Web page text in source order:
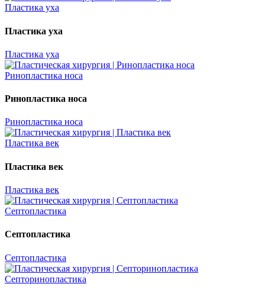
Пластика уха
Пластика уха
Пластика уха
Ринопластика носа
Ринопластика носа
Ринопластика носа
Пластика век
Пластика век
Пластика век
Септопластика
Септопластика
Септопластика
Септоринопластика